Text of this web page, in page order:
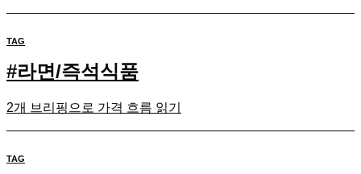
TAG
#라면/즉석식품
2개 브리핑으로 가격 흐름 읽기
TAG